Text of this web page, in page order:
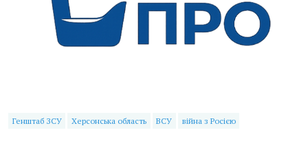
Генштаб ЗСУ Херсонська область ВСУ війна з Росією